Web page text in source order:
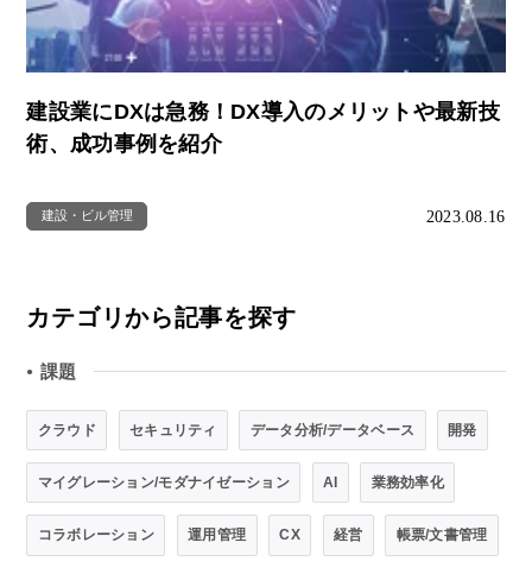
建設業にDXは急務！DX導入のメリットや最新技
術、成功事例を紹介
建設・ビル管理 2023.08.16
カテゴリから記事を探す
● 課題
クラウド セキュリティ データ分析/データベース 開発
マイグレーション/モダナイゼーション AI 業務効率化
コラボレーション 運用管理 CX 経営 帳票/文書管理